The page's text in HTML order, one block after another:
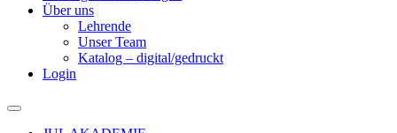
Über uns
Lehrende
Unser Team
Katalog – digital/gedruckt
Login